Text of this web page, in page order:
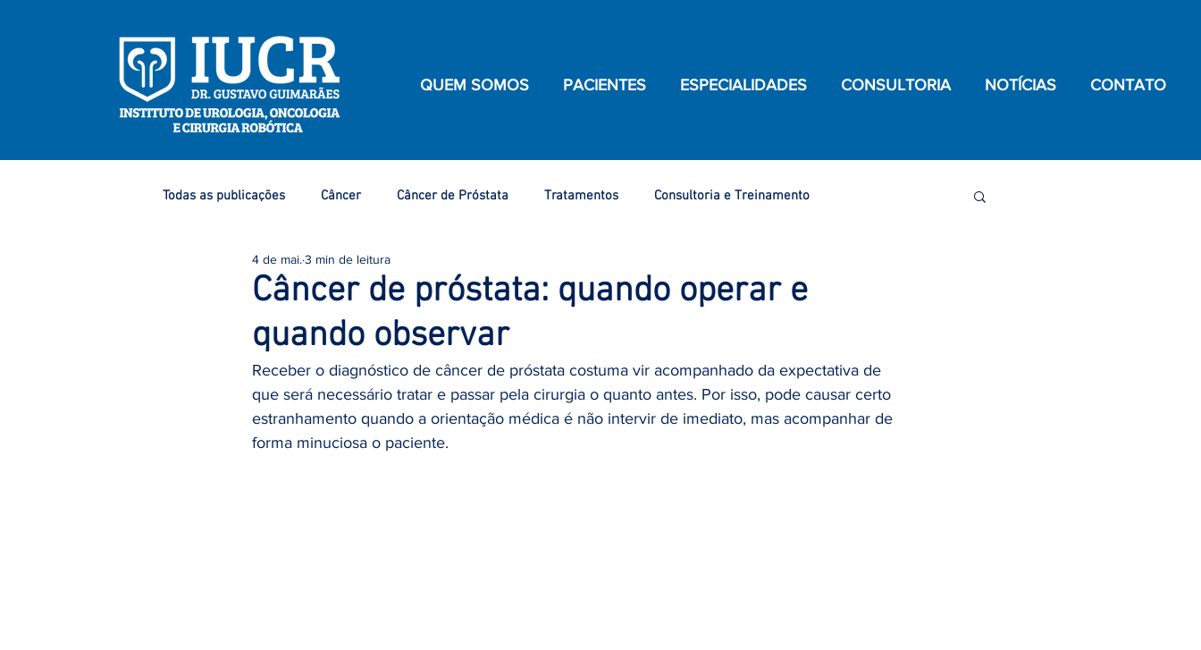
QUEM SOMOS PACIENTES ESPECIALIDADES CONSULTORIA NOTÍCIAS CONTATO
Todas as publicações Câncer Câncer de Próstata Tratamentos Consultoria e Treinamento
Eventos e Congressos Dicas de Saúde
Câncer de Mama Câncer de Pênis Câncer do Colo do Útero
Câncer de Rim Cirurgia Robótica Câncer de endométrio câncer de endométrio
Câncer de próstata: quando operar e
quando observar
4 de mai. 3 min de leitura
Receber o diagnóstico de câncer de próstata costuma vir acompanhado da expectativa de
que será necessário tratar e passar pela cirurgia o quanto antes. Por isso, pode causar certo
estranhamento quando a orientação médica é não intervir de imediato, mas acompanhar de
forma minuciosa o paciente.